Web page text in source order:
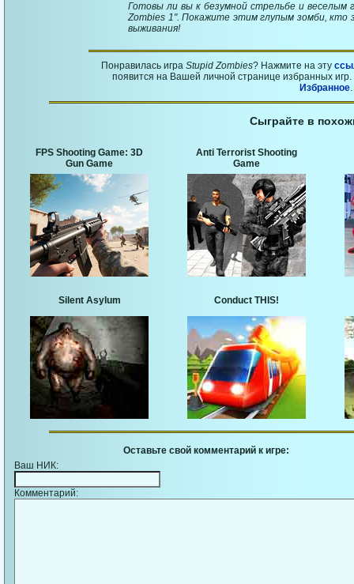
Готовы ли вы к безумной стрельбе и веселым
Zombies 1". Покажите этим глупым зомби,
выживания!
Понравилась игра Stupid Zombies? Нажмите на эту
появится на Вашей личной странице избранных
Избранное.
Сыграйте в
FPS Shooting Game: 3D
Gun Game
Anti Terrorist Shooting
Game
Silent Asylum Conduct THIS!
Оставьте свой комментарий к игре:
Ваш НИК:
Комментарий: